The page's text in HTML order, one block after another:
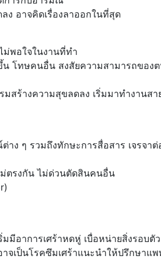
อาจคิดเรื่องลาออกในที่สุด
ม่พอใจในงานที่ทำ
โทษคนอื่น สงสัยความสามารถของต
สร้างความสุขลดลง เริ่มมาทำงานสา
ๆ รวมถึงทักษะการสื่อสาร เจรจาต่
ตรงกัน ไม่ด่วนตัดสินคนอื่น
มีอาการเศร้าหดหู่ เบื่อหน่ายสิ่งรอบตั
เป็นโรคซึมเศร้าแนะนำให้ปรึกษาแ